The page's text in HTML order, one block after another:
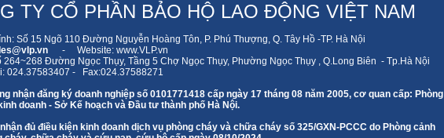
TY CỔ PHẦN BẢO HỘ LAO ĐỘNG VIỆT NAM
Số 15 Ngõ 110 Đường Nguyễn Hoàng Tôn, P. Phú Thượng, Q. Tây Hồ -TP. Hà Nội
@vlp.vn - Website: www.VLP.vn
264~268 Đường Ngọc Thụy, Tầng 5 Chợ Ngọc Thụy, Phường Ngọc Thụy , Q.Long Biên - Tp.Hà Nội
024.37583407 - Fax:024.37588271
nhận đăng ký doanh nghiệp số 0101771418 cấp ngày 17 tháng 08 năm 2005, cơ quan cấp: Phòng
doanh - Sở Kế hoạch và Đầu tư thành phố Hà Nội.
đủ điều kiện kinh doanh dịch vụ phòng cháy và chữa cháy số 325/GXN-PCCC do Phòng cảnh